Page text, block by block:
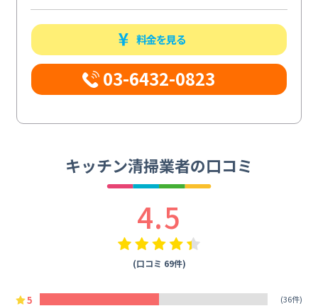
料金を見る
03-6432-0823
キッチン清掃業者の口コミ
4.5
(口コミ 69件)
5 (36件)